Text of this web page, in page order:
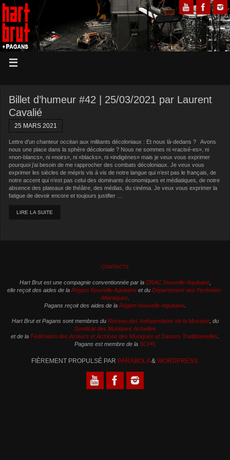
Billet d’humeur #42 | 25/03/2021 par Laurent
Cavalié
25 MARS 2021
Lettre d’un chanteur occitan aux militants décoloniaux : Et nous là-dedans ? Avons
nous une place dans la sphère décoloniale ? Nous ne sommes ni «racisé-es», ni
«non-blancs», ni «noirs», ni «blacks», ni «indigènes» mais je veux vous exprimer
pourquoi j’ai besoin de me rapprocher des combats décoloniaux. Je veux vous
exprimer les siècles de mépris vis à vis de notre langue qui n’est pas le français, de
notre accent qui n’est pas celui des dominants économiques et médiatiques, de notre
absence des plateaux de théâtre, des médias, du cinéma. Je veux vous exprimer la
fatigue de devoir encore et toujours justifier …
LIRE LA SUITE
CONTACTS
Hart Brut est une compagnie conventionnée par la DRAC Nouvelle-Aquitaine,
elle reçoit des aides de la Région Nouvelle-Aquitaine et du Département des Pyrénées-
Atlantiques
Pagans reçoit des aides de la Région Nouvelle-Aquitaine
Hart Brut et Pagans sont membres du Réseau des Indépendants de la Musique, du
Syndicat des Musiques Actuelles
et de la Fédération des Acteurs et Actrices des Musiques et Danses Traditionnelles
Pagans est membre de la SCPP.
FIÈREMENT PROPULSÉ PAR PARABOLA& WORDPRESS.